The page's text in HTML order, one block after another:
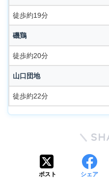
徒歩約19分
磯鶏
徒歩約20分
山口団地
徒歩約22分
ポスト シェア